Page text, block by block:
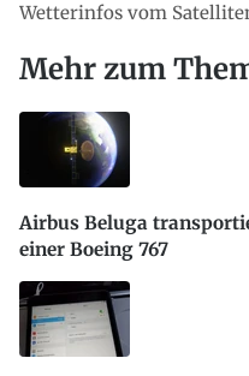
Wetterinfos vom
Mehr zum
Airbus Beluga
einer Boeing 767